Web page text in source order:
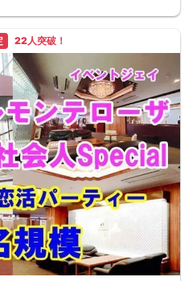
力ください。
となります。
合がございます。
泊利用者専用の為ご利用できません。
場をご利用ください。会場まで徒歩5分
辺で一番安いです)
問い合わせページ等から連絡をお願い
は、どのような理由でもキャンセル料
セル
をご理解頂き、キャンセルの無いよう
22人突破！